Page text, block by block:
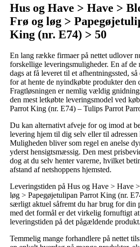
Hus og Have > Have >
Frø og løg >
King (nr. E74) > 50
En lang række firmaer på nettet udlover
forskellige leveringsmuligheder. En af de
dags at få leveret til et afhentningssted,
for at hente de nyindkøbte produkter den
Fragtløsningen er nemlig vældig
den mest letkøbte leveringsmodel ved
Parrot King (nr. E74) – Tulips Parrot
Du kan alternativt afveje for og imod at
levering hjem til dig selv eller til adressen
Muligheden bliver som regel en anelse
yderst hensigtsmæssig. Den mest
dog at du selv henter varerne, hvilket
afstand af netshoppens hjemsted.
Leveringstiden på Hus og Have > Have
løg > Papegøjetulipan Parrot King (nr.
særligt aktuel såfremt du har brug for din
med det formål er det virkelig fornuftigt
leveringstiden på det pågældende produkt.
Temmelig mange forhandlere på nettet